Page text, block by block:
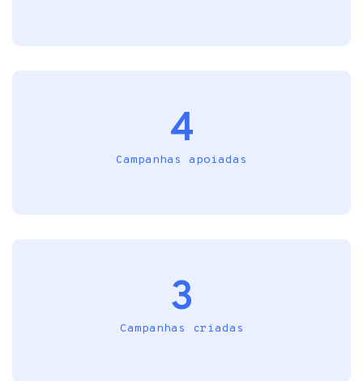
4
Campanhas apoiadas
3
Campanhas criadas